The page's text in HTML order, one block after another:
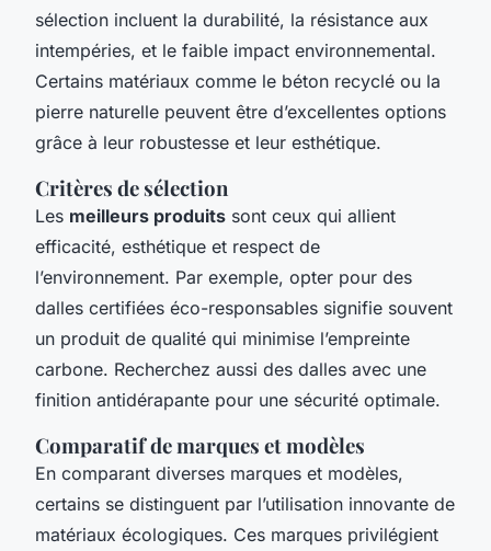
sélection incluent la durabilité, la résistance aux
intempéries, et le faible impact environnemental.
Certains matériaux comme le béton recyclé ou la
pierre naturelle peuvent être d’excellentes options
grâce à leur robustesse et leur esthétique.
Critères de sélection
Les meilleurs produits sont ceux qui allient
efficacité, esthétique et respect de
l’environnement. Par exemple, opter pour des
dalles certifiées éco-responsables signifie souvent
un produit de qualité qui minimise l’empreinte
carbone. Recherchez aussi des dalles avec une
finition antidérapante pour une sécurité optimale.
Comparatif de marques et modèles
En comparant diverses marques et modèles,
certains se distinguent par l’utilisation innovante de
matériaux écologiques. Ces marques privilégient